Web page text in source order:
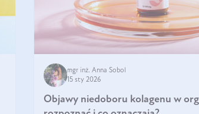
mgr inż. Anna Sobol
15 sty 2026
Objawy niedoboru kolagenu w